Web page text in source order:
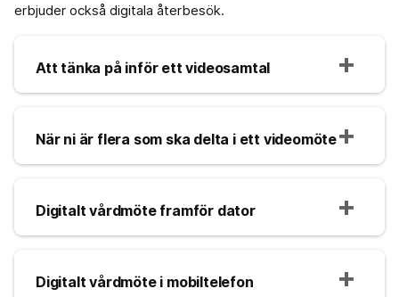
erbjuder också digitala återbesök.
Att tänka på inför ett videosamtal
När ni är flera som ska delta i ett videomöte
Digitalt vårdmöte framför dator
Digitalt vårdmöte i mobiltelefon